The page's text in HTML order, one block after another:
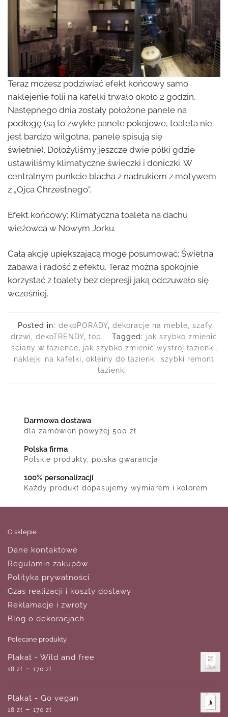
Teraz możesz podziwiać efekt końcowy samo
naklejenie folii na kafelki trwało około 2 godzin.
Następnego dnia zostały położone panele na
podłogę (są to zwykłe panele pokojowe, toaleta nie
jest bardzo wilgotna, panele spisują się
świetnie). Dołożyliśmy jeszcze dwie półki gdzie
ustawiliśmy klimatyczne świeczki i doniczki. W
centralnym punkcie blacha z nadrukiem z motywem
z „Ojca Chrzestnego”.
Efekt końcowy: Klimatyczna toaleta na dachu
wieżowca w Nowym Jorku.
Całą akcję upiększającą mogę posumować: Świetna
zabawa i radość z efektu. Teraz można spokojnie
korzystać z toalety bez depresji jaką odczuwało się
wcześniej.
Posted in: dekoPORADY, dekoracje na meble, szafy,
drzwi, dekoTRENDY, top Tagged: jak szybko zmienić
ściany w łazience, jak szybko zmienić wystrój łazienki,
naklejki na kafelki, okleiny do łazienki, szybki remont
łazienki
Darmowa dostawa
dla zamówień powyżej 500 zł
Polska firma
Polskie produkty, polska gwarancja
100% personalizacji
Każdy produkt dopasujemy wymiarem i kolorem
O sklepie
Dane kontaktowe
Regulamin zakupów
Polityka prywatności
Czas realizacji i koszty dostawy
Reklamacje i zwroty
Blog o dekoracjach
Polecane produkty
Plakat - Wild and free
18 zł – 170 zł
Plakat - Go vegan
18 zł – 170 zł